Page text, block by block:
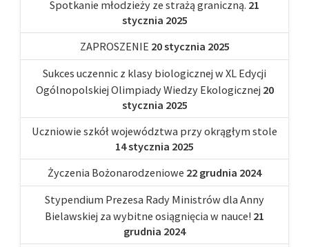
Spotkanie młodzieży ze strażą graniczną. 21
stycznia 2025
ZAPROSZENIE 20 stycznia 2025
Sukces uczennic z klasy biologicznej w XL Edycji
Ogólnopolskiej Olimpiady Wiedzy Ekologicznej 20
stycznia 2025
Uczniowie szkół województwa przy okrągłym stole
14 stycznia 2025
Życzenia Bożonarodzeniowe 22 grudnia 2024
Stypendium Prezesa Rady Ministrów dla Anny
Bielawskiej za wybitne osiągnięcia w nauce! 21
grudnia 2024